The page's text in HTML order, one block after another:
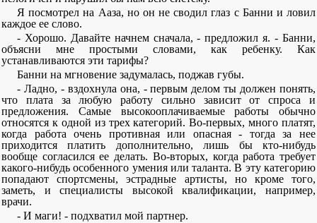
Я посмотрел на Ааза, но он не сводил глаз с Банни и ловил
каждое ее слово.
- Хорошо. Давайте начнем сначала, - предложил я. - Банни,
объясни мне простыми словами, как ребенку. Как
устанавливаются эти тарифы?
Банни на мгновение задумалась, поджав губы.
- Ладно, - вздохнула она, - первым делом ты должен понять,
что плата за любую работу сильно зависит от спроса и
предложения. Самые высокооплачиваемые работы обычно
относятся к одной из трех категорий. Во-первых, много платят,
когда работа очень противная или опасная - тогда за нее
приходится платить дополнительно, лишь бы кто-нибудь
вообще согласился ее делать. Во-вторых, когда работа требует
какого-нибудь особенного умения или таланта. В эту категорию
попадают спортсмены, эстрадные артисты, но кроме того,
заметь, и специалисты высокой квалификации, например,
врачи.
- И маги! - подхватил мой партнер.